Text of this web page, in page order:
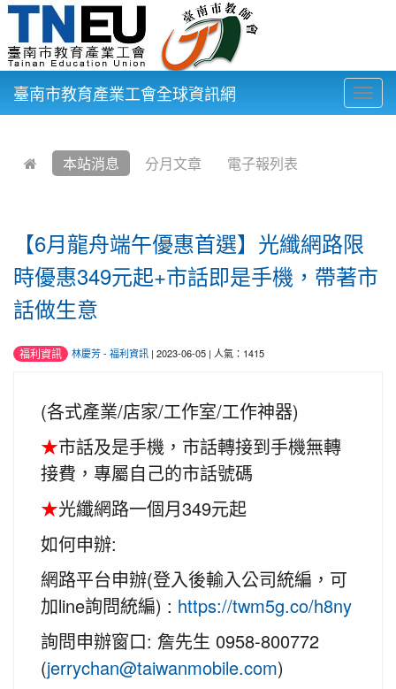
臺南市教育產業工會全球資訊網
本站消息 分月文章 電子報列表
【6月龍舟端午優惠首選】光纖網路限
時優惠349元起+市話即是手機，帶著市
話做生意
福利資訊 林慶芳- 福利資訊 | 2023-06-05 | 人氣：1415
(各式產業/店家/工作室/工作神器)
★市話及是手機，市話轉接到手機無轉
接費，專屬自己的市話號碼
★光纖網路一個月349元起
如何申辦:
網路平台申辦(登入後輸入公司統編，可
加line詢問統編) : https://twm5g.co/h8ny
詢問申辦窗口: 詹先生 0958-800772
(jerrychan@taiwanmobile.com)